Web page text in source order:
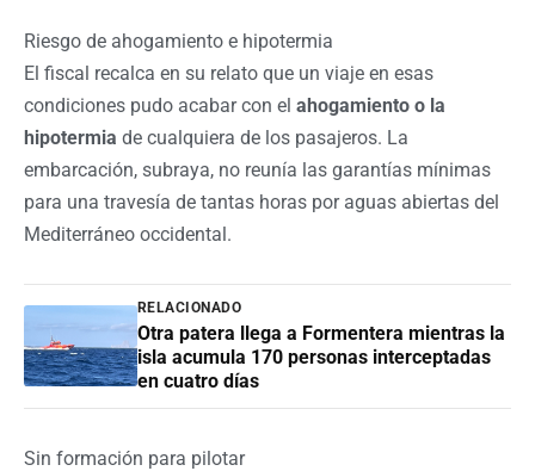
Riesgo de ahogamiento e hipotermia
El fiscal recalca en su relato que un viaje en esas
condiciones pudo acabar con el ahogamiento o la
hipotermia de cualquiera de los pasajeros. La
embarcación, subraya, no reunía las garantías mínimas
para una travesía de tantas horas por aguas abiertas del
Mediterráneo occidental.
RELACIONADO
Otra patera llega a Formentera mientras la
isla acumula 170 personas interceptadas
en cuatro días
Sin formación para pilotar